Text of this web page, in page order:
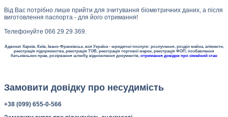
Від Вас потрібно лише прийти для зчитування біометричних даних, а після
виготовлення паспорта - для його отримання!
Телефонуйте 066 29 29 369.
Адвокат Харків, Київ, Івано-Франківськ, вся Україна - юридичні послуги: розлучення, розділ майна, аліменти,
реєстрація підприємства, реєстрація ТОВ, реєстрація торгової марки, реєстрація ФОП, позбавлення
батьківських прав, розірвання шлюбу, відновлення документів, отримання довідки про сімейний стан
Замовити довідку про несудимість
+38 (099) 655-0-566